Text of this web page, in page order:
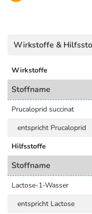
Wirkstoffe &
Wirkstoffe
Stoffname
Prucaloprid succinat
entspricht Prucaloprid
Hilfsstoffe
Stoffname
Lactose-1-Wasser
entspricht Lactose